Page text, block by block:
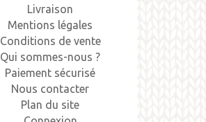
Livraison
Mentions légales
Conditions de vente
Qui sommes-nous ?
Paiement sécurisé
Nous contacter
Plan du site